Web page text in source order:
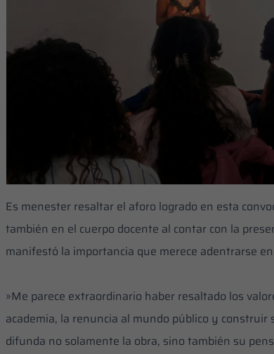
Es menester resaltar el aforo logrado en esta
también en el cuerpo docente al contar con la
manifestó la importancia que merece adentrarse
‎»Me parece extraordinario haber resaltado los
academia, la renuncia al mundo público y
difunda no solamente la obra, sino también su